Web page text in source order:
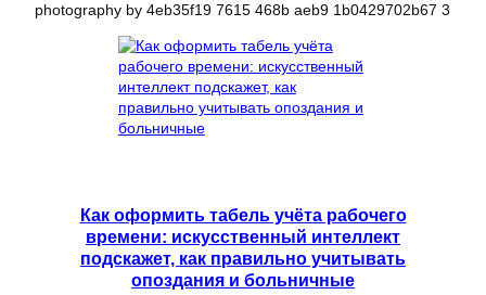
Как оформить табель учёта рабочего
времени: искусственный интеллект
подскажет, как правильно учитывать
опоздания и больничные